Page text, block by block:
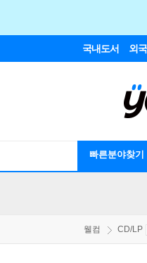
국내도서 외
빠른분야찾기
웰컴 CD/LP